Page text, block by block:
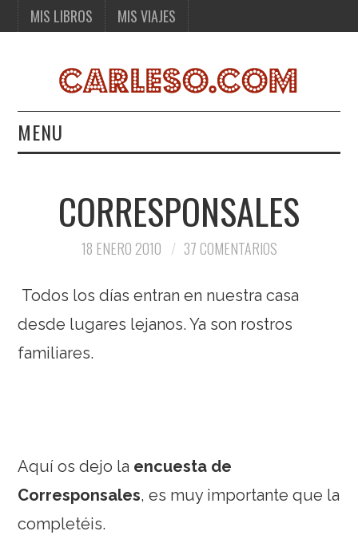
MIS LIBROS MIS VIAJES
MENU
MIS VIAJES
CORRESPONSALES
18 ENERO 2010 37 COMENTARIOS
Todos los días entran en nuestra casa
desde lugares lejanos. Ya son rostros
familiares.
Aquí os dejo la encuesta de
Corresponsales, es muy importante que la
completéis.